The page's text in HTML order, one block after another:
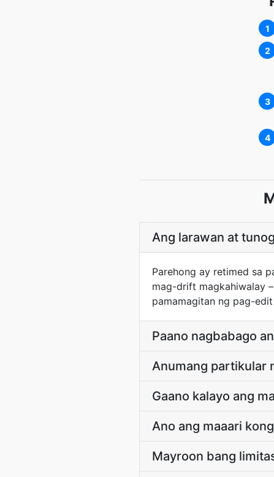
1
2
3
4
Ang larawan at
Parehong ay retimed sa
mag-drift magkahiwalay
pamamagitan ng pag-
Paano nagbabago
Anumang partikular
Gaano kalayo ang
Ano ang maaari
Mayroon bang